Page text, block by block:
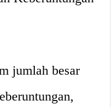
jumlah besar